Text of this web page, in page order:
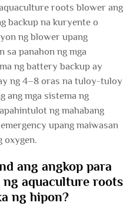
roots blower ang
backup na kuryente o
ng blower upang
sa panahon ng mga
ng battery backup ay
ng 4–8 oras na tuloy-tuloy
ang mga sistema ng
ng mahabang
upang maiwasan
oxygen.
ang angkop para
ng aquaculture roots
ng hipon?